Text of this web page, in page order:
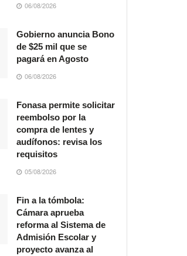
06/08/2026
Gobierno anuncia Bono
de $25 mil que se
pagará en Agosto
06/08/2026
Fonasa permite solicitar
reembolso por la
compra de lentes y
audífonos: revisa los
requisitos
05/08/2026
Fin a la tómbola:
Cámara aprueba
reforma al Sistema de
Admisión Escolar y
proyecto avanza al